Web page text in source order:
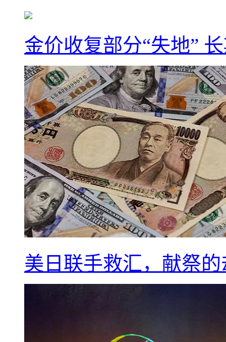
金价收复部分“失地”
美日联手救汇，献祭